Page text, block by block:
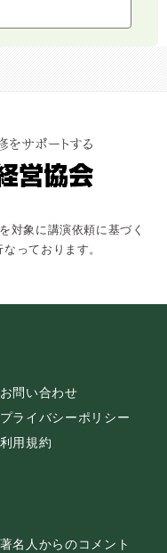
対象に講演依頼に基づく
っております。
お問い合わせ
プライバシーポリシー
利用規約
著名人からのコメント